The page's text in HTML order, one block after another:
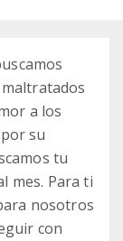
a los
su
tu
mes. Para ti
nosotros
con